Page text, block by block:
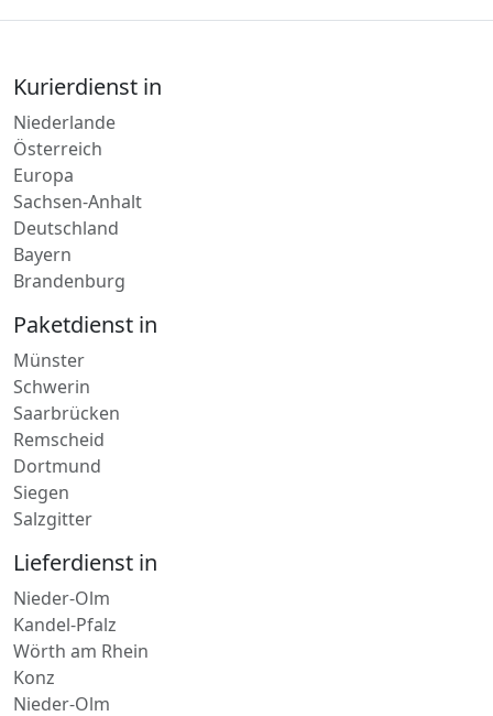
Österreich
Europa
Sachsen-Anhalt
Deutschland
Bayern
Brandenburg
Paketdienst in
Schwerin
Saarbrücken
Remscheid
Dortmund
Siegen
Salzgitter
Lieferdienst in
Kandel-Pfalz
Wörth am Rhein
Konz
Nieder-Olm
Wachenheim an der Weinstraße
Schifferstadt